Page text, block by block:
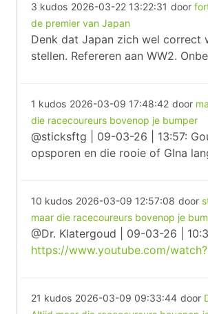
3 kudos 2026-03-22 13:22:31 door
de premier van Japan
Denk dat Japan zich wel correct
stellen. Refereren aan WW2.
1 kudos 2026-03-09 17:48:42 door
die racecoureurs bovenop je bumper
@sticksftg | 09-03-26 | 13:57:
opsporen en die rooie of GIna
10 kudos 2026-03-09 12:57:08 door
maar die racecoureurs bovenop je
@Dr. Klatergoud | 09-03-26 |
https://www.youtube.com/
21 kudos 2026-03-09 09:33:44 door